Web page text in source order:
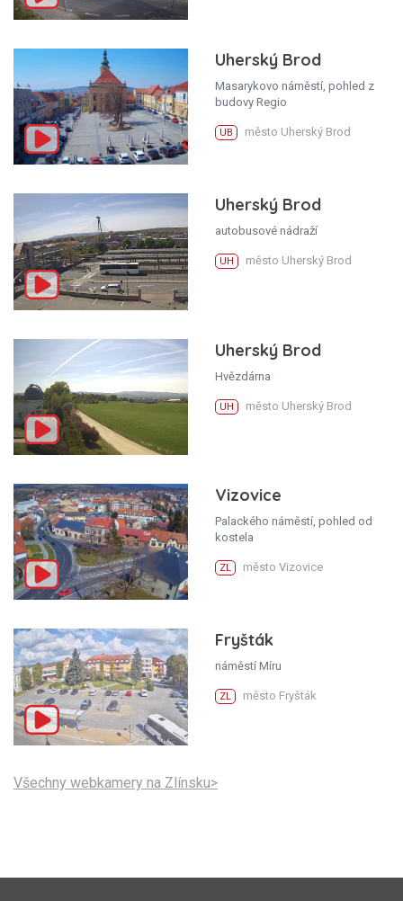
Uherský Brod
Masarykovo náměstí, pohled z
budovy Regio
UB město Uherský Brod
Uherský Brod
autobusové nádraží
UH město Uherský Brod
Uherský Brod
Hvězdárna
UH město Uherský Brod
Vizovice
Palackého náměstí, pohled od
kostela
ZL město Vizovice
Fryšták
náměstí Míru
ZL město Fryšták
Všechny webkamery na Zlínsku>